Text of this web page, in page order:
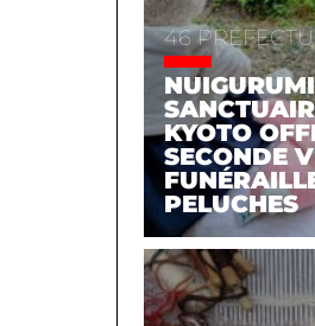
46
KYOTO
SECONDE
PELUCHES